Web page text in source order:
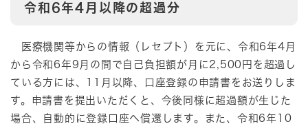
令和6年4月以降の超過分
医療機関等からの情報（レセプト）を元に、令和6年4月
から令和6年9月の間で自己負担額が月に2,500円を超過し
ている方には、11月以降、口座登録の申請書をお送りしま
す。申請書を提出いただくと、今後同様に超過額が生じた
場合、自動的に登録口座へ償還します。また、令和6年10